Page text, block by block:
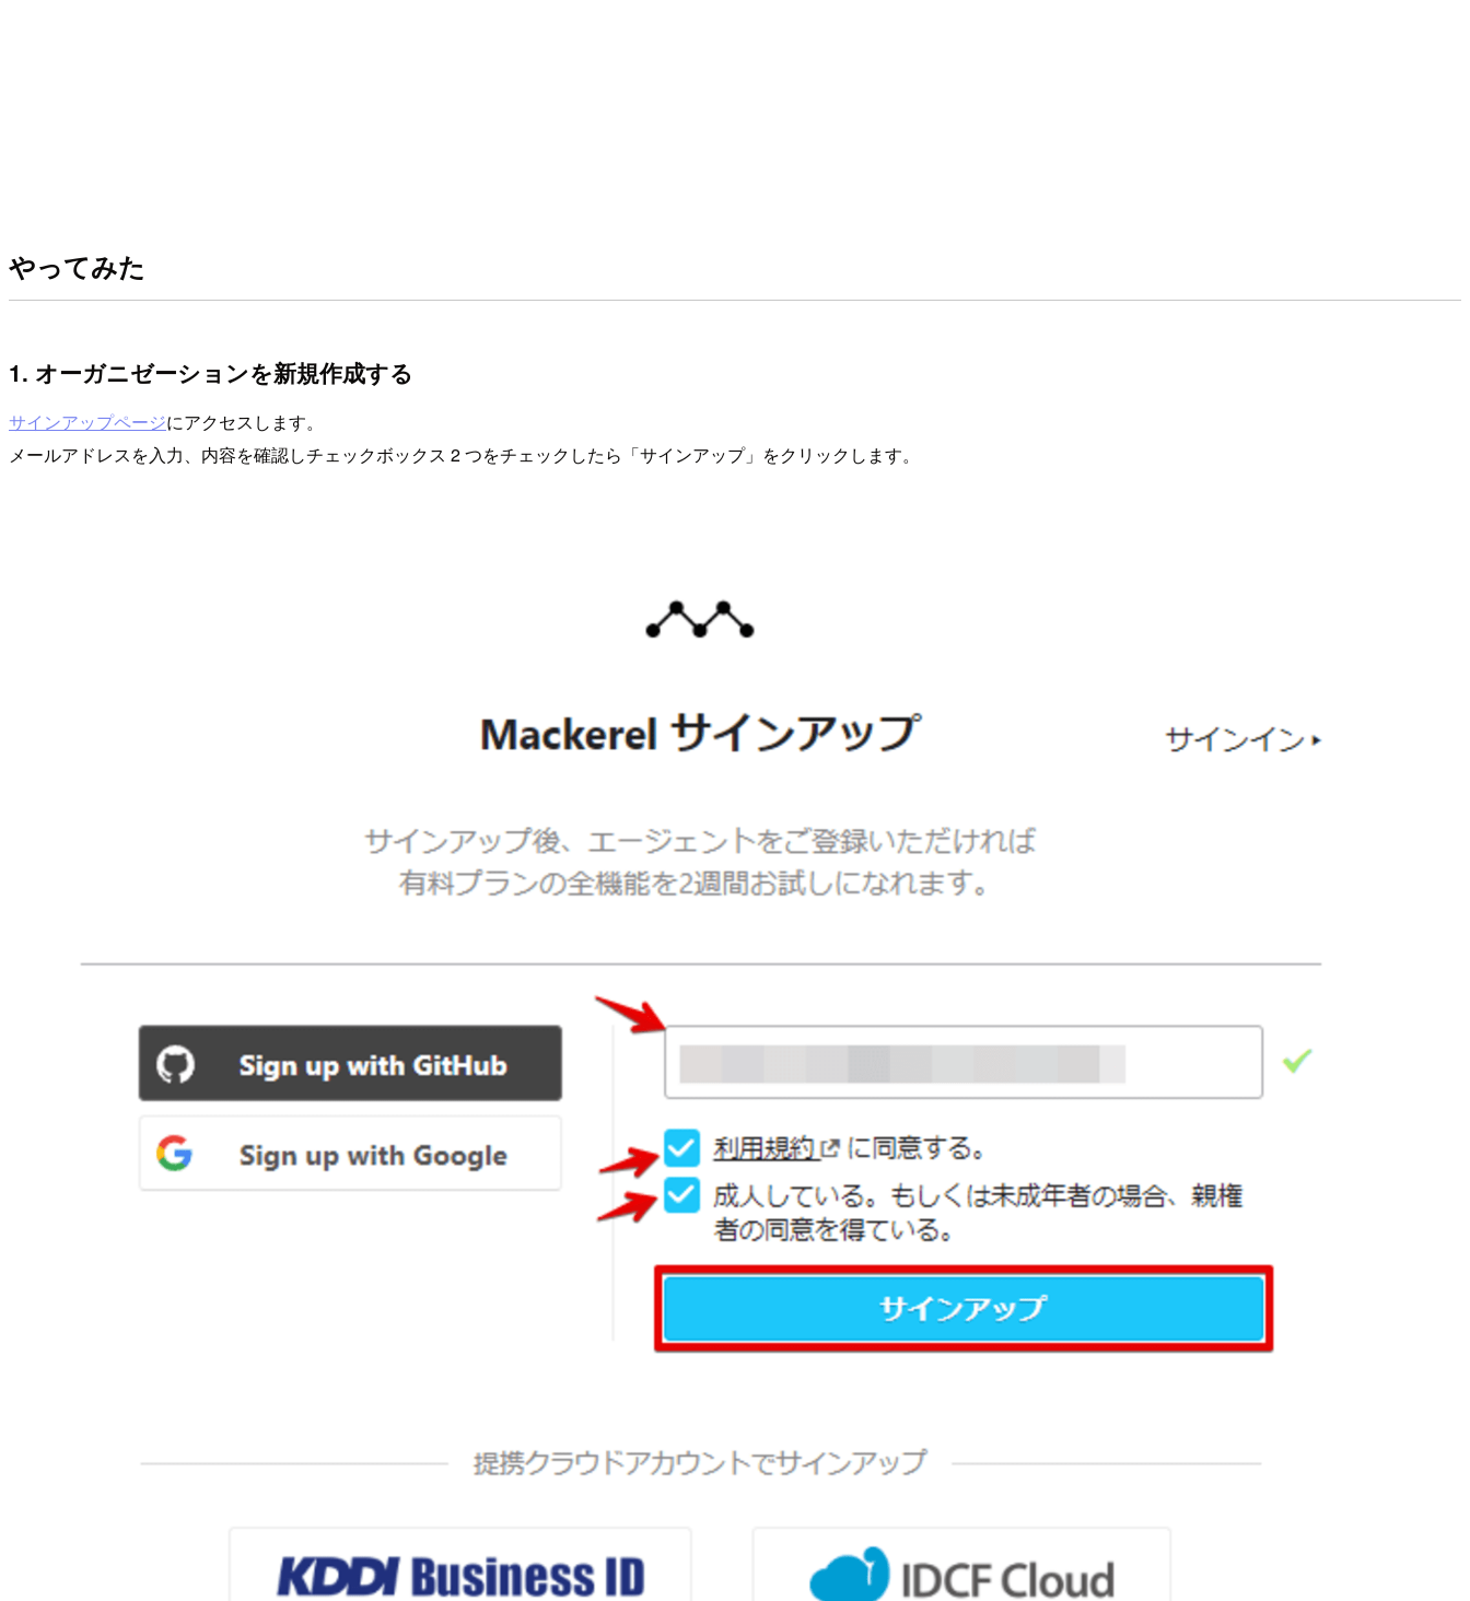
やってみた
1. オーガニゼーションを新規作成する
サインアップページにアクセスします。
メールアドレスを入力、内容を確認しチェックボックス 2 つをチェックしたら「サインアップ」をクリックします。